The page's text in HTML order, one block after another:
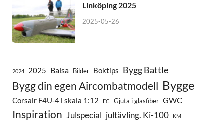
Linköping 2025
2025-05-26
2024 2025 Balsa Bilder Boktips Bygg Battle
Bygg din egen Aircombatmodell Bygge
Corsair F4U-4 i skala 1:12 EC Gjuta i glasfiber GWC
Inspiration Julspecial jultävling. Ki-100 KM